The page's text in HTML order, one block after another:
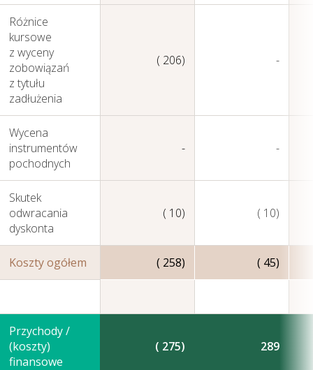
Różnice
kursowe
z wyceny
zobowiązań
z tytułu
zadłużenia
( 206) -
Wycena
instrumentów
pochodnych
- -
Skutek
odwracania
dyskonta
( 10) ( 10)
Koszty ogółem ( 258) ( 45)
Przychody /
(koszty)
finansowe
( 275) 289